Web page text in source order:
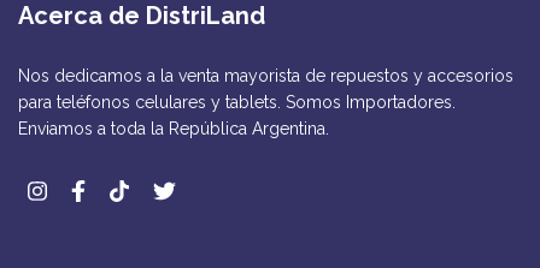
Acerca de DistriLand
Nos dedicamos a la venta mayorista de repuestos y accesorios
para teléfonos celulares y tablets. Somos Importadores.
Enviamos a toda la República Argentina.